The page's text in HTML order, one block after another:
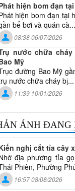
hiện bom đạn
hiện bom đạn tại
bể bơi và quán cà...
08:38 06/07/2026
nước chữa
Mỹ
đường Bao Mỹ
nước chữa cháy bị...
11:39 10/01/2026
ÁNH ĐANG
nghị cắt tỉa cây
địa phương tỉa
Phiên, Phường
16:57 08/08/2026